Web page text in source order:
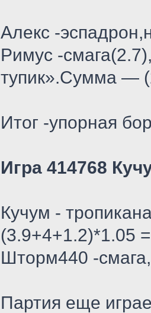
Алекс -
Римус -
тупик».Сумма —
Итог -упорная
Игра 414768
Кучум -
(3.9+4+1.2)*1.05
Шторм440 -
Партия еще